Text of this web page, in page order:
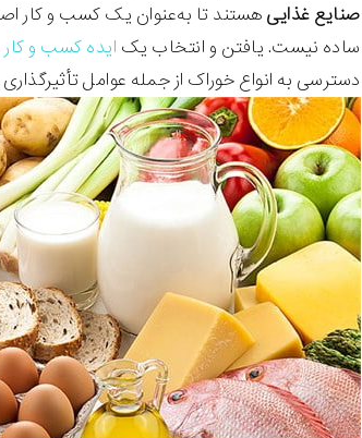
صنایع غذایی هستند تا به‌عنوان یک کسب و کار
ساده نیست. یافتن و انتخاب یک ایده کسب و کار
دسترسی به انواع خوراک از جمله عوامل